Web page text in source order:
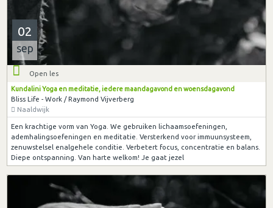
02
sep
Open les
Kundalini Yoga en meditatie, iedere maandagavond en woensdagavond
Bliss Life - Work / Raymond Vijverberg
Naaldwijk
Een krachtige vorm van Yoga. We gebruiken lichaamsoefeningen,
ademhalingsoefeningen en meditatie. Versterkend voor immuunsysteem,
zenuwstelsel enalgehele conditie. Verbetert focus, concentratie en balans.
Diepe ontspanning. Van harte welkom! Je gaat jezel